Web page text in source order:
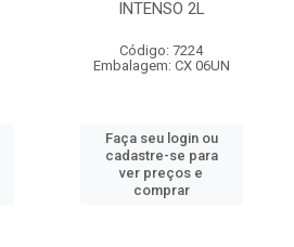
INTENSO 2L
Código: 7224
Embalagem: CX 06UN
Faça seu login ou
cadastre-se para
ver preços e
comprar